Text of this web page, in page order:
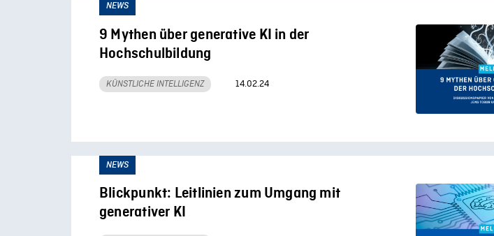
NEWS
9 Mythen über generative KI in der
Hochschulbildung
KÜNSTLICHE INTELLIGENZ 14.02.24
NEWS
Blickpunkt: Leitlinien zum Umgang mit
generativer KI